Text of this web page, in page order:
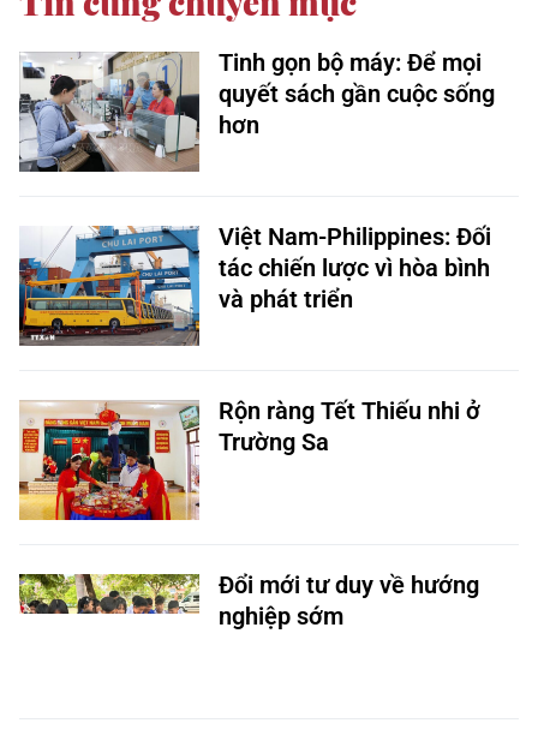
Tinh gọn bộ máy: Để mọi
quyết sách gần cuộc sống
hơn
Việt Nam-Philippines: Đối
tác chiến lược vì hòa bình
và phát triển
Rộn ràng Tết Thiếu nhi ở
Trường Sa
Đổi mới tư duy về hướng
nghiệp sớm